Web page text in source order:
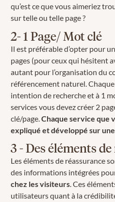
qu’est ce que vous aimeriez
sur telle ou telle page ?
2- 1 Page/ Mot clé
Il est préférable d’opter pour
pages (pour ceux qui hésitent
autant pour l’organisation du
référencement naturel.
intention de recherche et à 1
services vous devez créer 2
clé/page.Chaque service que
expliqué et développé sur une
3 - Des éléments
Les éléments de réassurance
des informations intégrées
chez les visiteurs. Ces
utilisateurs quant à la